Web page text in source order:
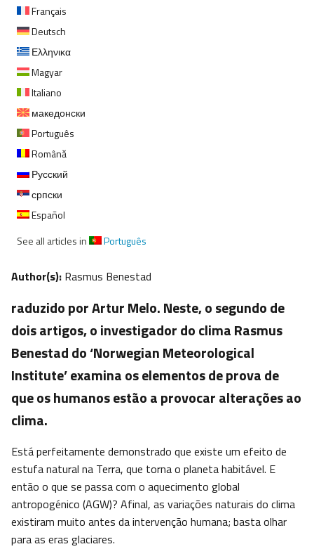
Français
Deutsch
Ελληνικα
Magyar
Italiano
македонски
Português
Română
Русский
српски
Español
See all articles in
Português
Author(s): Rasmus Benestad
raduzido por Artur Melo. Neste, o segundo de
dois artigos, o investigador do clima Rasmus
Benestad do ‘Norwegian Meteorological
Institute’ examina os elementos de prova de
que os humanos estão a provocar alterações ao
clima.
Está perfeitamente demonstrado que existe um efeito de
estufa natural na Terra, que torna o planeta habitável. E
então o que se passa com o aquecimento global
antropogénico (AGW)? Afinal, as variações naturais do clima
existiram muito antes da intervenção humana; basta olhar
para as eras glaciares.